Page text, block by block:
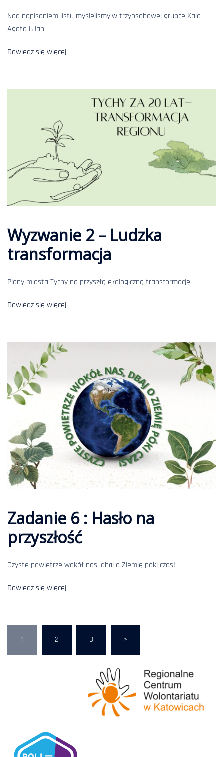
Nad napisaniem listu myśleliśmy w trzyosobowej grupce Kaja
Agata i Jan.
Dowiedz się więcej
Wyzwanie 2 – Ludzka
transformacja
Plany miasta Tychy na przyszłą ekologiczną transformację.
Dowiedz się więcej
Zadanie 6 : Hasło na
przyszłość
Czyste powietrze wokół nas, dbaj o Ziemię póki czas!
Dowiedz się więcej
1 2 3 >